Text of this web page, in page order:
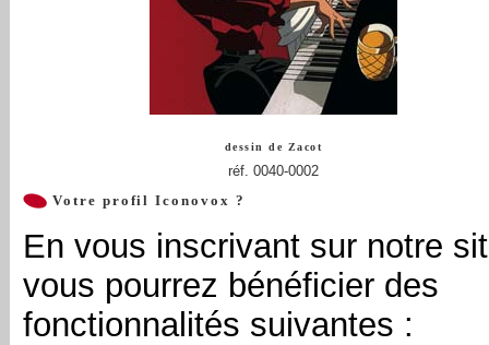
dessin de Zacot
réf. 0040-0002
Votre profil Iconovox ?
En vous inscrivant sur notre
vous pourrez bénéficier des
fonctionnalités suivantes :